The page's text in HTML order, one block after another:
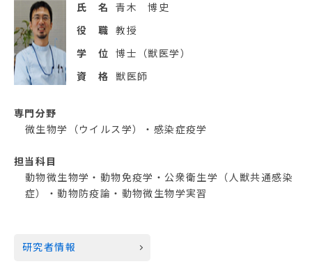
氏 名
青木 博史
役 職
教授
学 位
博士（獣医学）
資 格
獣医師
専門分野
微生物学（ウイルス学）・感染症疫学
担当科目
動物微生物学・動物免疫学・公衆衛生学（人獣共通感染
症）・動物防疫論・動物微生物学実習
研究者情報